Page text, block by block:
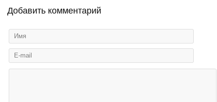
Добавить комментарий